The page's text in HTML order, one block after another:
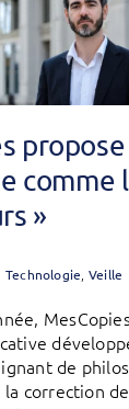
comme
»
Technologie Veille
de
correction